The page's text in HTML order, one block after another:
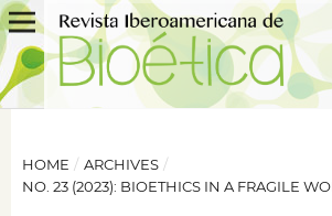
HOME / ARCHIVES /
NO. 23 (2023): BIOETHICS IN A FRAGILE